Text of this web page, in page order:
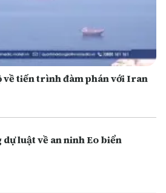
về tiến trình đàm phán với Iran
luật về an ninh Eo biển